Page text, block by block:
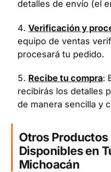
detalles de envío (el
Verificación y
equipo de ventas
procesará tu pedido.
Recibe tu compra:
recibirás los detalles
de manera sencilla y
Otros
Disponibles en
Michoacán